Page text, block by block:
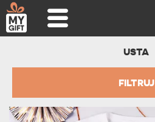
USTA
FILTRUJ